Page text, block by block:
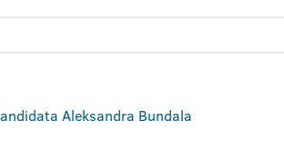
Aleksandra Bundala